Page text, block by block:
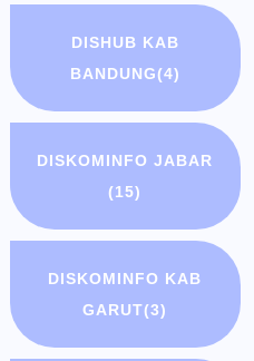
DISHUB KAB
BANDUNG(4)
DISKOMINFO JABAR
(15)
DISKOMINFO KAB
GARUT(3)